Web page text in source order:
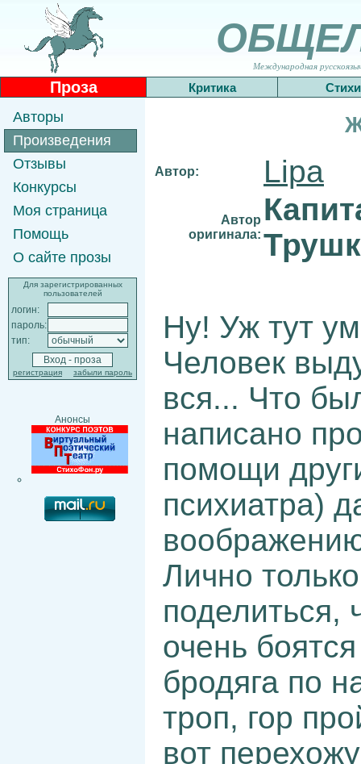
Международная
Проза Критика Стихи
Авторы
Произведения
Отзывы
Конкурсы
Моя страница
Помощь
О сайте прозы
Для зарегистрированных
пользователей
логин:
пароль:
тип:
регистрация забыли пароль
Анонсы
Автор: Lipa
Автор
оригинала:
Ну! Уж тут
Человек
вся... Что
написано
помощи
психиатра)
Лично
поделиться,
очень
бродяга по
троп, гор
вот